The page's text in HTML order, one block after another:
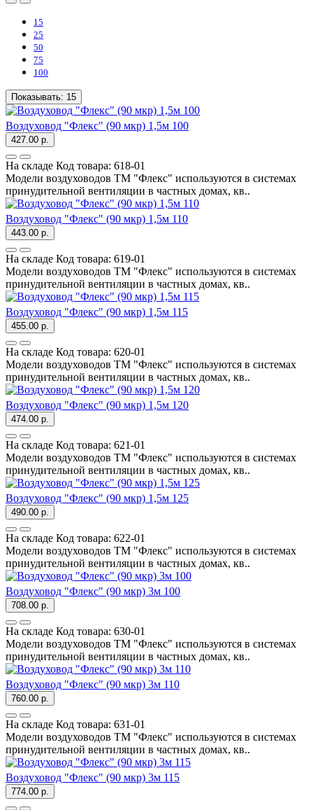
15
25
50
75
100
Показывать: 15
Воздуховод "Флекс" (90 мкр) 1,5м 100
427.00 р.
На складе Код товара: 618-01
Модели воздуховодов ТМ "Флекс" используются в системах
принудительной вентиляции в частных домах, кв..
Воздуховод "Флекс" (90 мкр) 1,5м 110
443.00 р.
На складе Код товара: 619-01
Модели воздуховодов ТМ "Флекс" используются в системах
принудительной вентиляции в частных домах, кв..
Воздуховод "Флекс" (90 мкр) 1,5м 115
455.00 р.
На складе Код товара: 620-01
Модели воздуховодов ТМ "Флекс" используются в системах
принудительной вентиляции в частных домах, кв..
Воздуховод "Флекс" (90 мкр) 1,5м 120
474.00 р.
На складе Код товара: 621-01
Модели воздуховодов ТМ "Флекс" используются в системах
принудительной вентиляции в частных домах, кв..
Воздуховод "Флекс" (90 мкр) 1,5м 125
490.00 р.
На складе Код товара: 622-01
Модели воздуховодов ТМ "Флекс" используются в системах
принудительной вентиляции в частных домах, кв..
Воздуховод "Флекс" (90 мкр) 3м 100
708.00 р.
На складе Код товара: 630-01
Модели воздуховодов ТМ "Флекс" используются в системах
принудительной вентиляции в частных домах, кв..
Воздуховод "Флекс" (90 мкр) 3м 110
760.00 р.
На складе Код товара: 631-01
Модели воздуховодов ТМ "Флекс" используются в системах
принудительной вентиляции в частных домах, кв..
Воздуховод "Флекс" (90 мкр) 3м 115
774.00 р.